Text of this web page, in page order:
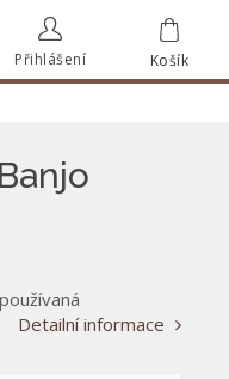
Košík
Přihlášení
Detailní informace